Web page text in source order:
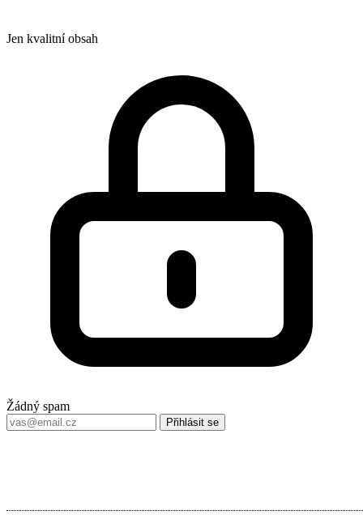
Jen kvalitní obsah
Žádný spam
Přihlásit se